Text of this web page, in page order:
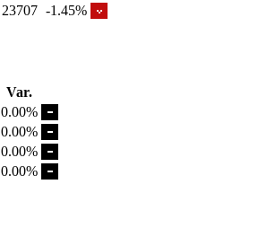
23707 -1.45%
Var.
0.00%
0.00%
0.00%
0.00%